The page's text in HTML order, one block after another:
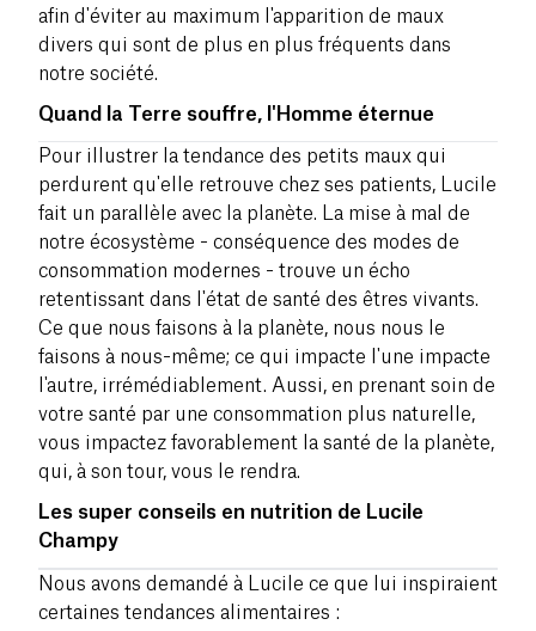
afin d'éviter au maximum l'apparition de maux
divers qui sont de plus en plus fréquents dans
notre société.
Quand la Terre souffre, l'Homme éternue
Pour illustrer la tendance des petits maux qui
perdurent qu'elle retrouve chez ses patients, Lucile
fait un parallèle avec la planète. La mise à mal de
notre écosystème - conséquence des modes de
consommation modernes - trouve un écho
retentissant dans l'état de santé des êtres vivants.
Ce que nous faisons à la planète, nous nous le
faisons à nous-même; ce qui impacte l'une impacte
l'autre, irrémédiablement. Aussi, en prenant soin de
votre santé par une consommation plus naturelle,
vous impactez favorablement la santé de la planète,
qui, à son tour, vous le rendra.
Les super conseils en nutrition de Lucile
Champy
Nous avons demandé à Lucile ce que lui inspiraient
certaines tendances alimentaires :